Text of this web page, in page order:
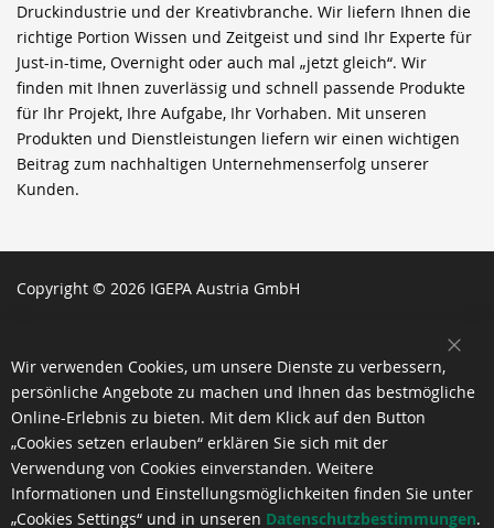
Druckindustrie und der Kreativbranche. Wir liefern Ihnen die
richtige Portion Wissen und Zeitgeist und sind Ihr Experte für
Just-in-time, Overnight oder auch mal „jetzt gleich“. Wir
finden mit Ihnen zuverlässig und schnell passende Produkte
für Ihr Projekt, Ihre Aufgabe, Ihr Vorhaben. Mit unseren
Produkten und Dienstleistungen liefern wir einen wichtigen
Beitrag zum nachhaltigen Unternehmenserfolg unserer
Kunden.
Copyright © 2026 IGEPA Austria GmbH
Wir verwenden Cookies, um unsere Dienste zu verbessern,
persönliche Angebote zu machen und Ihnen das bestmögliche
Online-Erlebnis zu bieten. Mit dem Klick auf den Button
„Cookies setzen erlauben“ erklären Sie sich mit der
Verwendung von Cookies einverstanden. Weitere
Informationen und Einstellungsmöglichkeiten finden Sie unter
„Cookies Settings“ und in unseren Datenschutzbestimmungen.